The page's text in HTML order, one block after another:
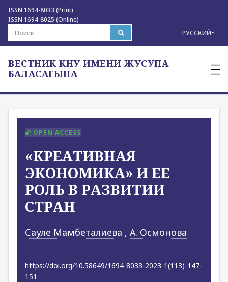
ISSN 1694-8033 (Print)
ISSN 1694-8025 (Online)
РУССКИЙ
ВЕСТНИК КНУ ИМЕНИ ЖУСУПА
БАЛАСАГЫНА
—
—
—
OPEN ACCESS
«КРЕАТИВНАЯ
ЭКОНОМИКА» И ЕЕ
РОЛЬ В РАЗВИТИИ
СТРАН
Сауле Мамбеталиева , А. Осмонова
https://doi.org/10.58649/1694-8033-2023-1(113)-147-
151